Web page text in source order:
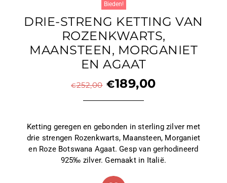
Bieden!
DRIE-STRENG KETTING VAN
ROZENKWARTS,
MAANSTEEN, MORGANIET
EN AGAAT
€252,00 €189,00
Ketting geregen en gebonden in sterling zilver met
drie strengen Rozenkwarts, Maansteen, Morganiet
en Roze Botswana Agaat. Gesp van gerhodineerd
925‰ zilver. Gemaakt in Italië.